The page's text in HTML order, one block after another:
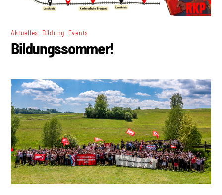
Aktuelles Bildung Events
Bildungssommer!